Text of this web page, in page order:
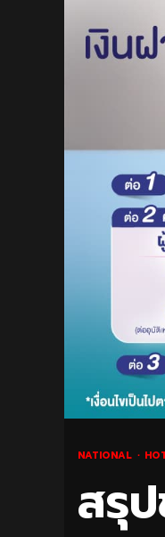
NATIONAL
สรุ